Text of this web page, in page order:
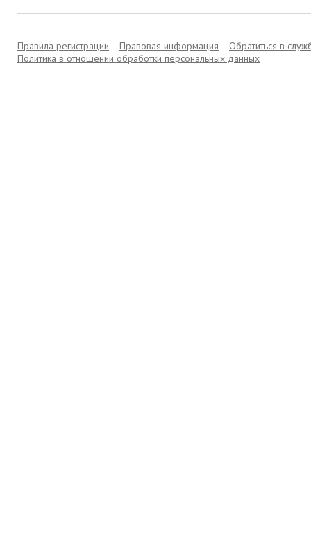
Правила регистрации Правовая информация
Обратиться в
Политика в отношении обработки персональных данных